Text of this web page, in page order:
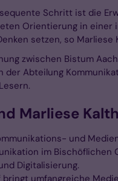
Schritt ist die
Orientierung in einer
setzen, so
zwischen Bistum
der Abteilung
Marliese
und
im
Digitalisierung.
bringt umfangreiche